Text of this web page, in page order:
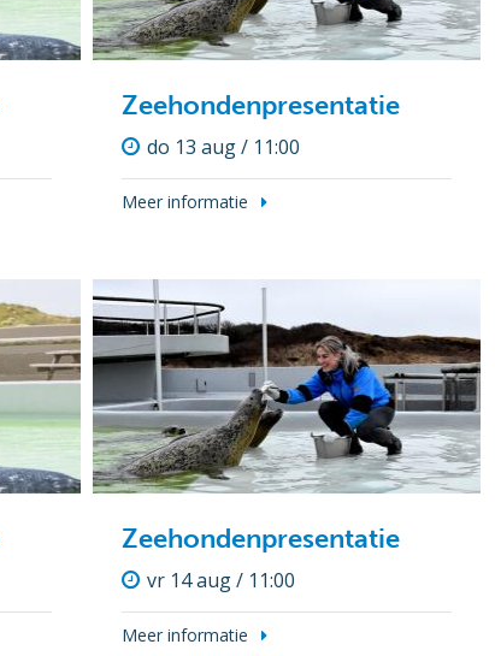
Zeehondenpresentatie
do 13 aug / 11:00
Meer informatie
Zeehondenpresentatie
vr 14 aug / 11:00
Meer informatie